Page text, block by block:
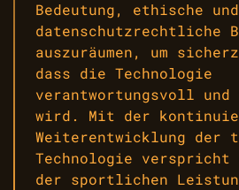
Bedeutung, ethische und
datenschutzrechtliche
auszuräumen, um
dass die Technologie
verantwortungsvoll
wird. Mit der
Weiterentwicklung der
Technologie verspricht
der sportlichen